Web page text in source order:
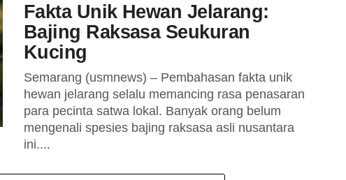
Fakta Unik Hewan Jelarang:
Bajing Raksasa Seukuran
Kucing
Semarang (usmnews) – Pembahasan fakta unik
hewan jelarang selalu memancing rasa penasaran
para pecinta satwa lokal. Banyak orang belum
mengenali spesies bajing raksasa asli nusantara
ini....